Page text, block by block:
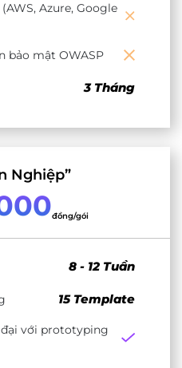
Azure, Google
bảo mật OWASP
3 Tháng
Nghiệp”
đồng/gói
8 - 12 Tuần
15 Template
với prototyping